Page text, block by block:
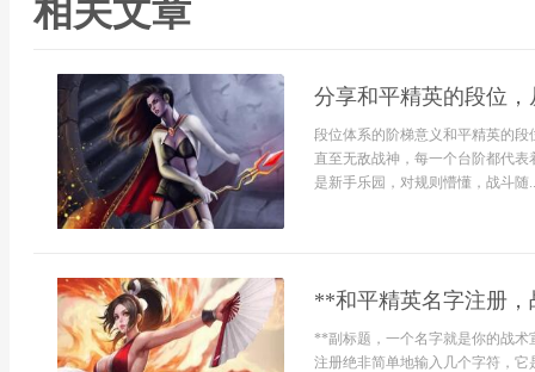
相关文章
分享和平精英的段位
段位体系的阶梯意义和平精英的
直至无敌战神，每一个台阶都代
是新手乐园，对规则懵懂，战斗随
**和平精英名字注册
**副标题，一个名字就是你的战
注册绝非简单地输入几个字符，